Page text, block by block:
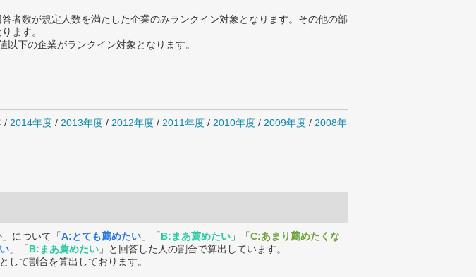
者数が規定人数を満たした企業のみランクイン対象となります。その他の部
ます。
下の企業がランクイン対象となります。
/ 2014年度 / 2013年度 / 2012年度 / 2011年度 / 2010年度 / 2009年度 / 2008年
について「A:とても薦めたい 」「B:まあ薦めたい 」「C:あまり薦めたくな
」「B:まあ薦めたい 」と回答した人の割合で算出しています。
て割合を算出しております。